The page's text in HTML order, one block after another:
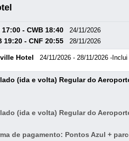
17:00 - CWB 18:40 24/11/2026
19:20 - CNF 20:55 28/11/2026
Hotel 24/11/2026 - 28/11/2026 -
(ida e volta) Regular do
(ida e volta) Regular do
de pagamento: Pontos Azul +